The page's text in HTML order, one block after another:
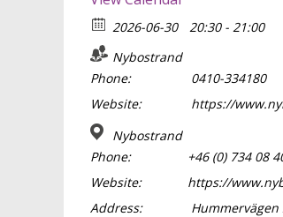
2026-06-30
20:30 - 21:00
Nybostrand
Phone:
0410-334180
Website:
https://
Nybostrand
Phone:
+46 (0) 734 08
Website:
https://
Address:
Hummervägen